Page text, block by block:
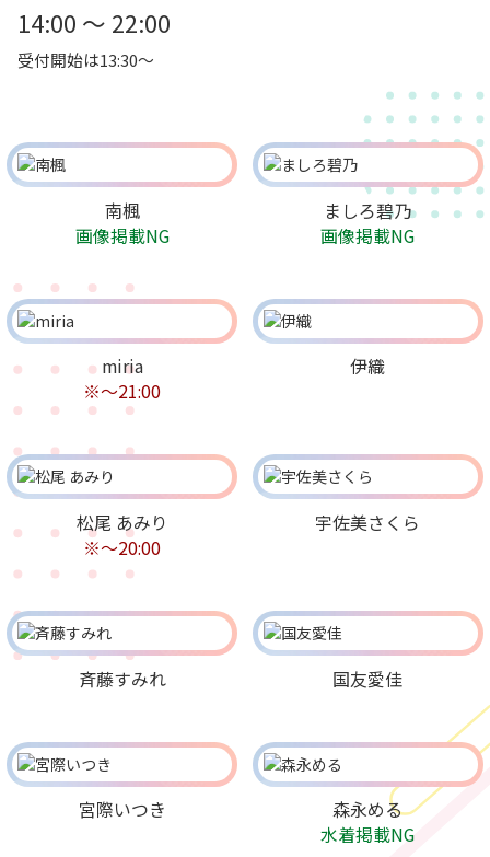
14:00 ～ 22:00
受付開始は13:30～
南楓
画像掲載NG
ましろ碧乃
画像掲載NG
miria
※～21:00
伊織
松尾 あみり
※〜20:00
宇佐美さくら
斉藤すみれ 国友愛佳
宮際いつき
森永める
水着掲載NG